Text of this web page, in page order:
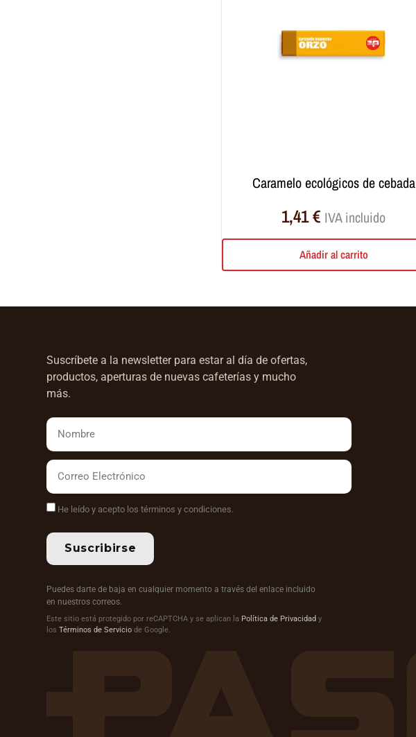
caramelo ecológicos de cebada
1,41€ IVA incluido
Añadir al carrito
Suscríbete a la newsletter para estar al día de ofertas,
productos, aperturas de nuevas cafeterías y mucho
más.
He leído y acepto los términos y condiciones.
Suscribirse
Puedes darte de baja en cualquier momento a través del enlace incluido
en nuestros correos.
Este sitio está protegido por reCAPTCHA y se aplican la Política de Privacidad y
losTérminos de Servicio de Google.